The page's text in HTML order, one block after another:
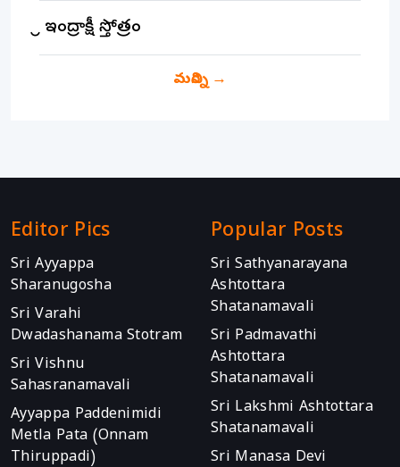
శ్రీ ఇంద్రాక్షీ స్తోత్రం
మరిన్ని→
Editor Pics
Sri Ayyappa
Sharanugosha
Sri Varahi
Dwadashanama Stotram
Sri Vishnu
Sahasranamavali
Ayyappa Paddenimidi
Metla Pata (Onnam
Thiruppadi)
Popular Posts
Sri Sathyanarayana
Ashtottara
Shatanamavali
Sri Padmavathi
Ashtottara
Shatanamavali
Sri Lakshmi Ashtottara
Shatanamavali
Sri Manasa Devi